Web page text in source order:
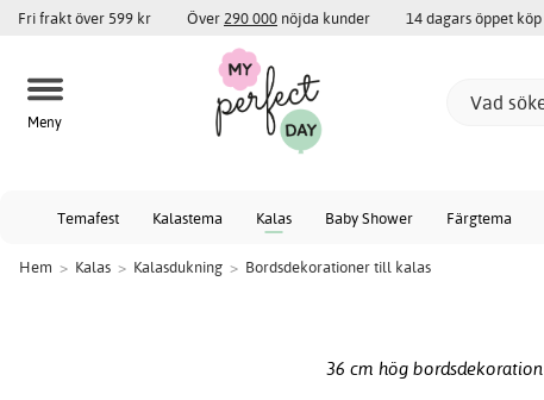
Fri frakt över 599 kr Över 290 000 nöjda kunder 14 dagars öppet köp
Meny
Temafest Kalastema Kalas Baby Shower Färgtema
Hem > Kalas > Kalasdukning > Bordsdekorationer till kalas
36 cm hög